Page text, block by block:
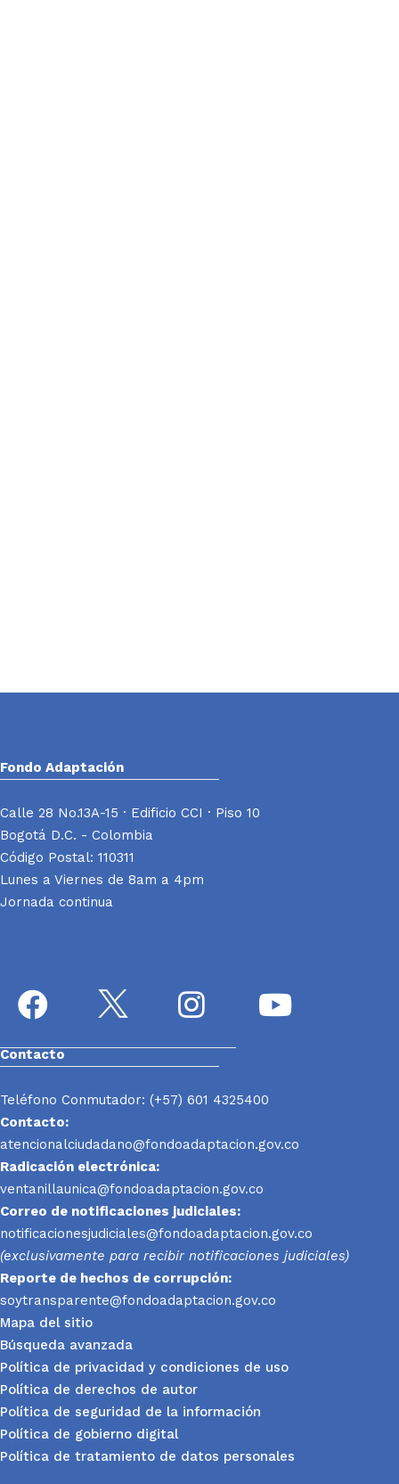
Fondo Adaptación
Calle 28 No.13A-15 · Edificio CCI · Piso 10
Bogotá D.C. - Colombia
Código Postal: 110311
Lunes a Viernes de 8am a 4pm
Jornada continua
Contacto
Teléfono Conmutador: (+57) 601 4325400
Contacto:
atencionalciudadano@fondoadaptacion.gov.co
Radicación electrónica:
ventanillaunica@fondoadaptacion.gov.co
Correo de notificaciones judiciales:
notificacionesjudiciales@fondoadaptacion.gov.co
(exclusivamente para recibir notificaciones judiciales)
Reporte de hechos de corrupción:
soytransparente@fondoadaptacion.gov.co
Mapa del sitio
Búsqueda avanzada
Política de privacidad y condiciones de uso
Política de derechos de autor
Política de seguridad de la información
Política de gobierno digital
Política de tratamiento de datos personales